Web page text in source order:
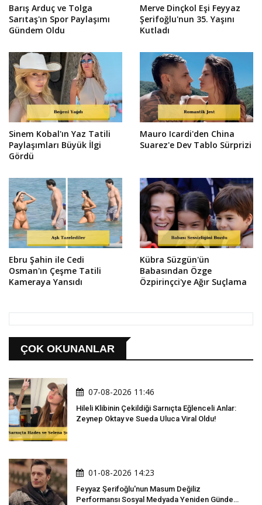
Barış Arduç ve Tolga
Sarıtaş'ın Spor Paylaşımı
Gündem Oldu
Merve Dinçkol Eşi Feyyaz
Şerifoğlu'nun 35. Yaşını
Kutladı
Sinem Kobal'ın Yaz Tatili
Paylaşımları Büyük İlgi
Gördü
Mauro Icardi'den China
Suarez'e Dev Tablo Sürprizi
Ebru Şahin ile Cedi
Osman'ın Çeşme Tatili
Kameraya Yansıdı
Kübra Süzgün'ün
Babasından Özge
Özpirinçci'ye Ağır Suçlama
ÇOK OKUNANLAR
07-08-2026 11:46
Hileli Klibinin Çekildiği Sarnıçta Eğlenceli Anlar:
Zeynep Oktay ve Sueda Uluca Viral Oldu!
01-08-2026 14:23
Feyyaz Şerifoğlu'nun Masum Değiliz
Performansı Sosyal Medyada Yeniden Gündem